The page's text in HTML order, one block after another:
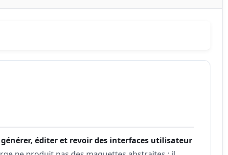
générer, éditer et revoir des interfaces utilisateur